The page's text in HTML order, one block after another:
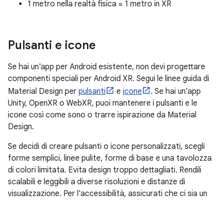
1 metro nella realtà fisica = 1 metro in XR
Pulsanti e icone
Se hai un'app per Android esistente, non devi progettare
componenti speciali per Android XR. Segui le linee guida di
Material Design per pulsanti e icone
. Se hai un'app
Unity, OpenXR o WebXR, puoi mantenere i pulsanti e le
icone così come sono o trarre ispirazione da Material
Design.
Se decidi di creare pulsanti o icone personalizzati, scegli
forme semplici, linee pulite, forme di base e una tavolozza
di colori limitata. Evita design troppo dettagliati. Rendili
scalabili e leggibili a diverse risoluzioni e distanze di
visualizzazione. Per l'accessibilità, assicurati che ci sia un